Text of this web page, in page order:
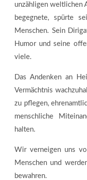
unzähligen weltlichen
begegnete, spürte
Menschen. Sein
Humor und seine
viele.
Das Andenken an
Vermächtnis
zu pflegen,
menschliche
halten.
Wir verneigen uns
Menschen und
bewahren.